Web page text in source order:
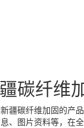
碳纤维
新疆碳纤维加固的产
、图片资料等，在